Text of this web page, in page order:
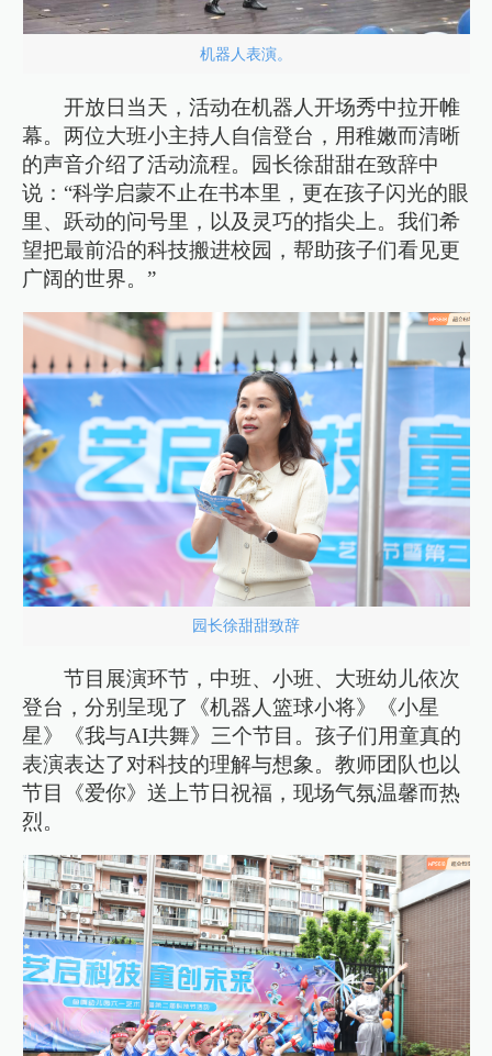
机器人表演。
开放日当天，活动在机器人开场秀中拉开帷
幕。两位大班小主持人自信登台，用稚嫩而清晰
的声音介绍了活动流程。园长徐甜甜在致辞中
说：“科学启蒙不止在书本里，更在孩子闪光的眼
里、跃动的问号里，以及灵巧的指尖上。我们希
望把最前沿的科技搬进校园，帮助孩子们看见更
广阔的世界。”
园长徐甜甜致辞
节目展演环节，中班、小班、大班幼儿依次
登台，分别呈现了《机器人篮球小将》《小星
星》《我与AI共舞》三个节目。孩子们用童真的
表演表达了对科技的理解与想象。教师团队也以
节目《爱你》送上节日祝福，现场气氛温馨而热
烈。